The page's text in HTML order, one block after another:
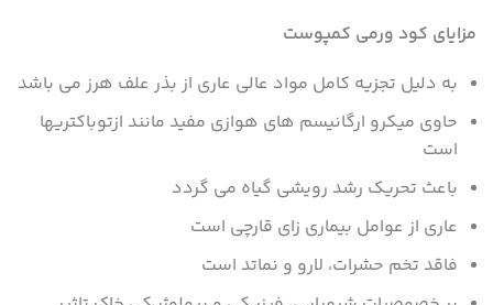
مزایای کود ورمی کمپوست
به دلیل تجزیه کامل مواد عالی عاری از بذر علف هرز می باشد
حاوی میکرو ارگانیسم های هوازی مفید مانند ازتوباکتریها
است
باعث تحریک رشد رویشی گیاه می گردد
عاری از عوامل بیماری زای قارچی است
فاقد تخم حشرات، لارو و نماتد است